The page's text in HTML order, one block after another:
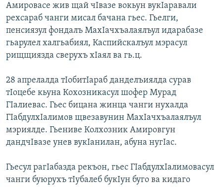
Амировасе жив щай чIвазе вокьун вукIаравали
рехсараб чанги мисал бачана гьес. Гьелги,
пенсиязул фондалъ МахIачхъалаялъул идарабазе
гьарулел халгьабиял, Каспийскалъул мэрасул
рищщиязда сверухъ хIаял ва гь.ц.
28 апрелалда тIобитIараб данделъиялда сурав
тIоцебе кьуна Кохозникасул шофер Мурад
ГIалиевас. Гьес бицана жинца чанги нухалда
ГIабдулхIалимов щвезавунин МахIачхъалаялъул
мэриялде. Гьениве Колхозник Амировгун
дандчIвазе унев вукIанилан, абуна нугIас.
Гьесул рагIабазда рекъон, гьес ГIабдулхIалимовасул
чанги буюрухъ тIубалеб букIун буго ва кидаго